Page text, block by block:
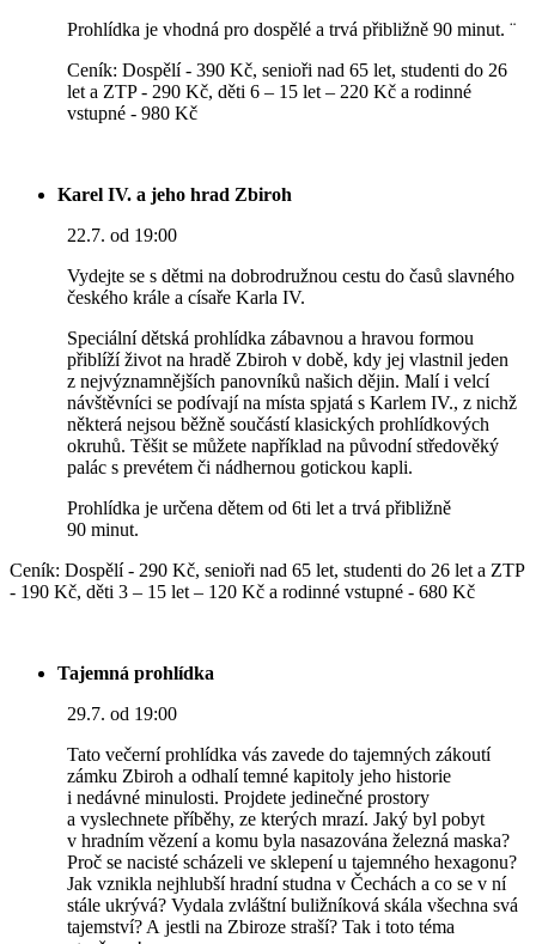
Prohlídka je vhodná pro dospělé a trvá přibližně 90 minut. ¨
Ceník: Dospělí - 390 Kč, senioři nad 65 let, studenti do 26
let a ZTP - 290 Kč, děti 6 – 15 let – 220 Kč a rodinné
vstupné - 980 Kč
Karel IV. a jeho hrad Zbiroh
22.7. od 19:00
Vydejte se s dětmi na dobrodružnou cestu do časů slavného
českého krále a císaře Karla IV.
Speciální dětská prohlídka zábavnou a hravou formou
přiblíží život na hradě Zbiroh v době, kdy jej vlastnil jeden
z nejvýznamnějších panovníků našich dějin. Malí i velcí
návštěvníci se podívají na místa spjatá s Karlem IV., z nichž
některá nejsou běžně součástí klasických prohlídkových
okruhů. Těšit se můžete například na původní středověký
palác s prevétem či nádhernou gotickou kapli.
Prohlídka je určena dětem od 6ti let a trvá přibližně
90 minut.
Ceník: Dospělí - 290 Kč, senioři nad 65 let, studenti do 26 let a ZTP
- 190 Kč, děti 3 – 15 let – 120 Kč a rodinné vstupné - 680 Kč
Tajemná prohlídka
29.7. od 19:00
Tato večerní prohlídka vás zavede do tajemných zákoutí
zámku Zbiroh a odhalí temné kapitoly jeho historie
i nedávné minulosti. Projdete jedinečné prostory
a vyslechnete příběhy, ze kterých mrazí. Jaký byl pobyt
v hradním vězení a komu byla nasazována železná maska?
Proč se nacisté scházeli ve sklepení u tajemného hexagonu?
Jak vznikla nejhlubší hradní studna v Čechách a co se v ní
stále ukrývá? Vydala zvláštní buližníková skála všechna svá
tajemství? A jestli na Zbiroze straší? Tak i toto téma